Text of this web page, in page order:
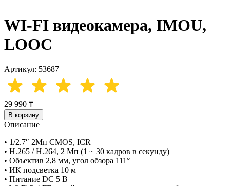
WI-FI видеокамера, IMOU,
LOOC
Артикул: 53687
29 990 ₸
В корзину
Описание
• 1/2.7″ 2Mп CMOS, ICR
• H.265 / H.264, 2 Mп (1 ~ 30 кадров в секунду)
• Объектив 2,8 мм, угол обзора 111°
• ИК подсветка 10 м
• Питание DC 5 В